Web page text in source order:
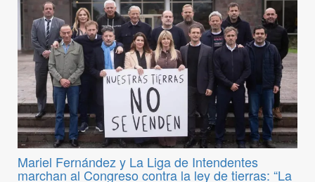
Mariel Fernández y La Liga de Intendentes
marchan al Congreso contra la ley de tierras: “La